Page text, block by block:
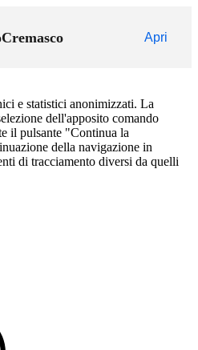
Apri
e statistici anonimizzati. La
dell'apposito comando
il pulsante "Continua la
della navigazione in
di tracciamento diversi da quelli